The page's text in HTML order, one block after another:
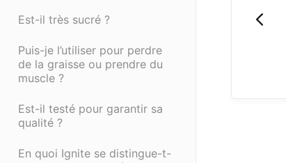
Est-il très sucré ?
Puis-je l’utiliser pour perdre
de la graisse ou prendre du
muscle ?
Est-il testé pour garantir sa
qualité ?
En quoi Ignite se distingue-t-